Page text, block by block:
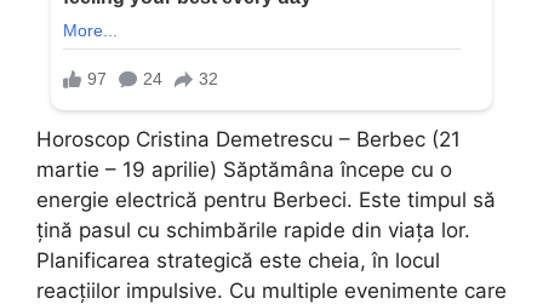
Horoscop Cristina Demetrescu – Berbec (21
martie – 19 aprilie) Săptămâna începe cu o
energie electrică pentru Berbeci. Este timpul să
țină pasul cu schimbările rapide din viața lor.
Planificarea strategică este cheia, în locul
reacțiilor impulsive. Cu multiple evenimente care